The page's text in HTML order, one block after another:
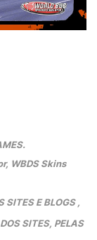
WBDS Skins
SITES E BLOGS ,
SITES, PELAS